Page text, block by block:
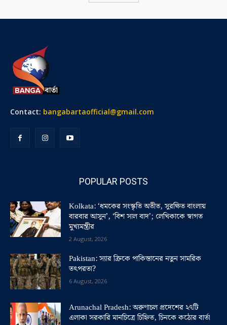
Contact: bangabartaofficial@gmail.com
POPULAR POSTS
Kolkata: ‘ধমকের সংস্কৃতি অতীত, সুরক্ষিত বাংলায়
বারবার আসুন’, ‘বিশ সাল বাদ’; লেখিকাকে স্বাগত
মুখ্যমন্ত্রীর
2 August, 2026
Pakistan: স্যার ক্রিকে পাকিস্তানের নতুন সামরিক
তৎপরতা?
6 August, 2026
Arunachal Pradesh: অরুণাচল প্রদেশের ২৭টি
এলাকা সরকারি মানচিত্রে চিহ্নিত, চিনকে কঠোর বার্তা